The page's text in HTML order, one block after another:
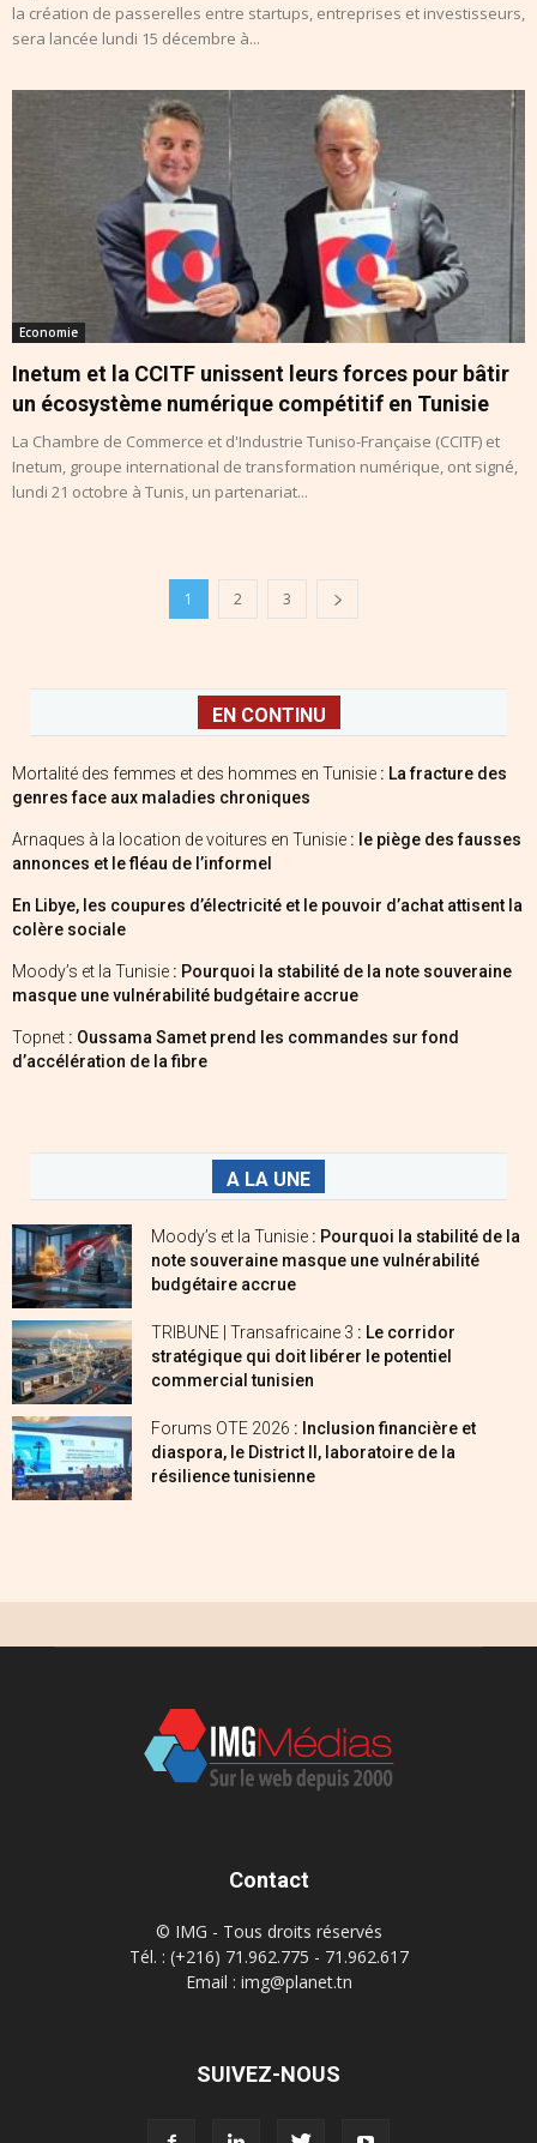
la création de passerelles entre startups, entreprises et investisseurs,
sera lancée lundi 15 décembre à...
Economie
Inetum et la CCITF unissent leurs forces pour bâtir
un écosystème numérique compétitif en Tunisie
La Chambre de Commerce et d'Industrie Tuniso-Française (CCITF) et
Inetum, groupe international de transformation numérique, ont signé,
lundi 21 octobre à Tunis, un partenariat...
1 2 3
EN CONTINU
Mortalité des femmes et des hommes en Tunisie : La fracture des
genres face aux maladies chroniques
Arnaques à la location de voitures en Tunisie : le piège des fausses
annonces et le fléau de l’informel
En Libye, les coupures d’électricité et le pouvoir d’achat attisent la
colère sociale
Moody’s et la Tunisie : Pourquoi la stabilité de la note souveraine
masque une vulnérabilité budgétaire accrue
Topnet : Oussama Samet prend les commandes sur fond
d’accélération de la fibre
A LA UNE
Moody’s et la Tunisie : Pourquoi la stabilité de la
note souveraine masque une vulnérabilité
budgétaire accrue
TRIBUNE | Transafricaine 3 : Le corridor
stratégique qui doit libérer le potentiel
commercial tunisien
Forums OTE 2026 : Inclusion financière et
diaspora, le District II, laboratoire de la
résilience tunisienne
Contact
© IMG - Tous droits réservés
Tél. : (+216) 71.962.775 - 71.962.617
Email : img@planet.tn
SUIVEZ-NOUS